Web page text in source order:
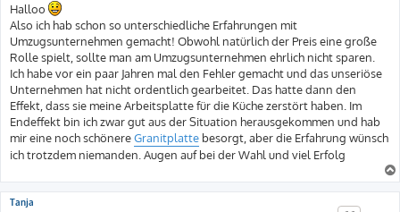
i
t
r
a
g
Halloo
Also ich hab schon so unterschiedliche Erfahrungen mit
Umzugsunternehmen gemacht! Obwohl natürlich der Preis eine große
Rolle spielt, sollte man am Umzugsunternehmen ehrlich nicht sparen.
Ich habe vor ein paar Jahren mal den Fehler gemacht und das unseriöse
Unternehmen hat nicht ordentlich gearbeitet. Das hatte dann den
Effekt, dass sie meine Arbeitsplatte für die Küche zerstört haben. Im
Endeffekt bin ich zwar gut aus der Situation herausgekommen und hab
mir eine noch schönereGranitplatte besorgt, aber die Erfahrung wünsch
ich trotzdem niemanden. Augen auf bei der Wahl und viel Erfolg
Tanja